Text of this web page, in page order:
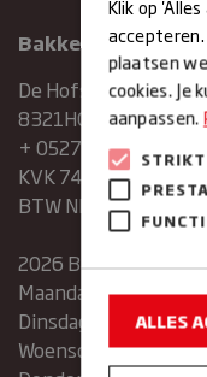
Bakkerij Maxima
De Hofstee 1
8321HG Urk
+ 0527683454
KVK 74286293
BTW NR.
2026 Bakkerij
Maandag
Dinsdag
Woensdag
Klik op
plaatsen
cookies. Je
aanpassen.
ALLES